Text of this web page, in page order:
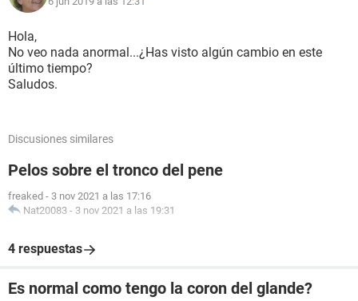
Hola,
No veo nada anormal...¿Has visto algún cambio en este
último tiempo?
Saludos.
Discusiones similares
Pelos sobre el tronco del pene
freaked - 3 nov 2021 a las 17:16
Nat20083 - 3 nov 2021 a las 19:31
4 respuestas
Es normal como tengo la coron del glande?